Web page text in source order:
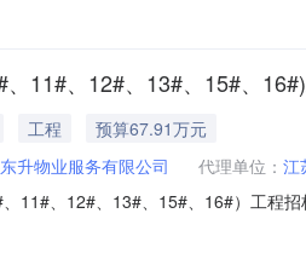
11#、12#、13#、15#、
工程
预算67.91万元
升物业服务有限公司 代理单位： 江
11#、12#、13#、15#、16#）工程
/备案机关批准，项目资金来源为自